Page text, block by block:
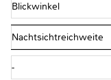
Blickwinkel
Nachtsichtreichweite
-